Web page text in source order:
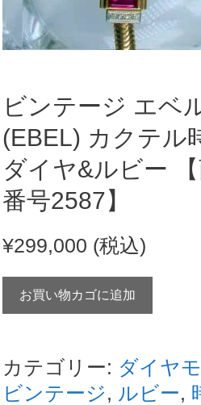
ビンテージ エベ
(EBEL) カクテル
ダイヤ&ルビー
番号2587】
¥299,000 (税込)
ビ
ン
ー
ジ
お買い物カゴに追加
カテゴリー: ダイヤ
ビンテージ, ルビー,